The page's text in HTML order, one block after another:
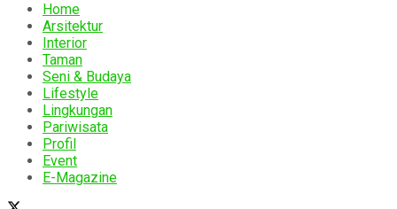
Home
Arsitektur
Interior
Taman
Seni & Budaya
Lifestyle
Lingkungan
Pariwisata
Profil
Event
E-Magazine